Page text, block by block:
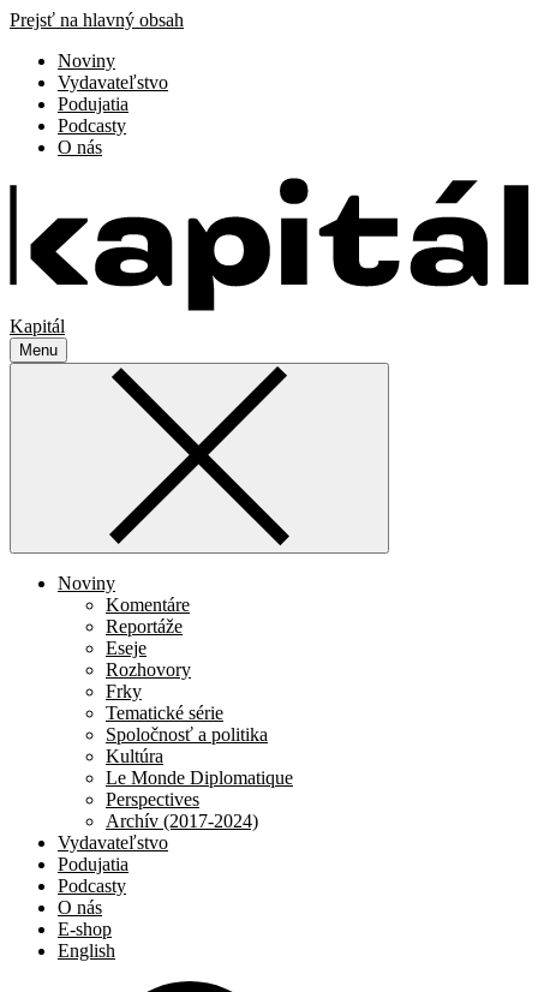
Prejsť na hlavný obsah
Noviny
Vydavateľstvo
Podujatia
Podcasty
O nás
Kapitál
Menu
Noviny
Komentáre
Reportáže
Eseje
Rozhovory
Frky
Tematické série
Spoločnosť a politika
Kultúra
Le Monde Diplomatique
Perspectives
Archív (2017-2024)
Vydavateľstvo
Podujatia
Podcasty
O nás
E-shop
English